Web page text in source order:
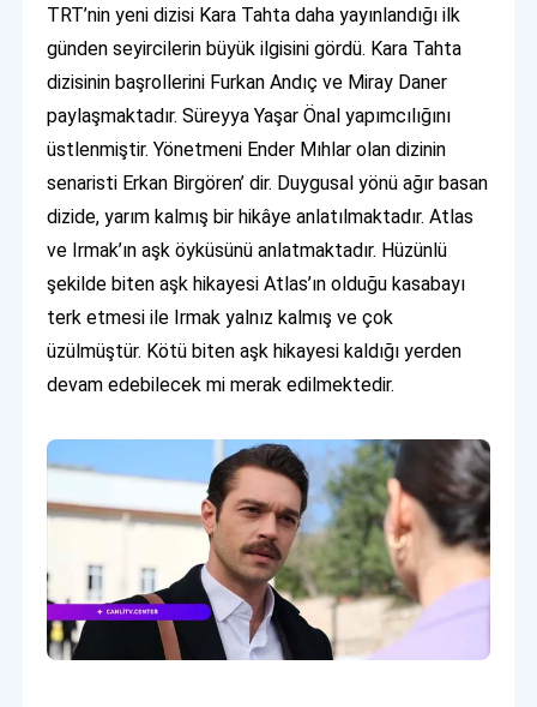
TRT’nin yeni dizisi Kara Tahta daha yayınlandığı ilk
günden seyircilerin büyük ilgisini gördü. Kara Tahta
dizisinin başrollerini Furkan Andıç ve Miray Daner
paylaşmaktadır. Süreyya Yaşar Önal yapımcılığını
üstlenmiştir. Yönetmeni Ender Mıhlar olan dizinin
senaristi Erkan Birgören’ dir. Duygusal yönü ağır basan
dizide, yarım kalmış bir hikâye anlatılmaktadır. Atlas
ve Irmak’ın aşk öyküsünü anlatmaktadır. Hüzünlü
şekilde biten aşk hikayesi Atlas’ın olduğu kasabayı
terk etmesi ile Irmak yalnız kalmış ve çok
üzülmüştür. Kötü biten aşk hikayesi kaldığı yerden
devam edebilecek mi merak edilmektedir.